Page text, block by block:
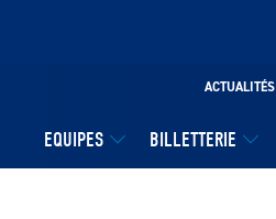
EQUIPES BILLETTERIE
ACTUALITÉS